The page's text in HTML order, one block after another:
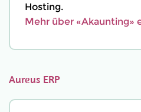
Hosting.
Mehr über «Akaunting»
Aureus ERP